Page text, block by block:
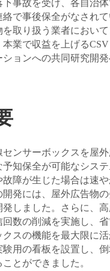
事故を受け、各自治
で事後保全がなされ
を取り扱う業者におい
業で収益を上げる
ョンへの共同研究開発
ンサーボックスを屋
知保全が可能なシス
障が生じた場合は速や
発には、屋外広告物
しました。さらに、
数の削減を実施し、省
クスの機能を最大限に
用の看板を設置し、
とができました。